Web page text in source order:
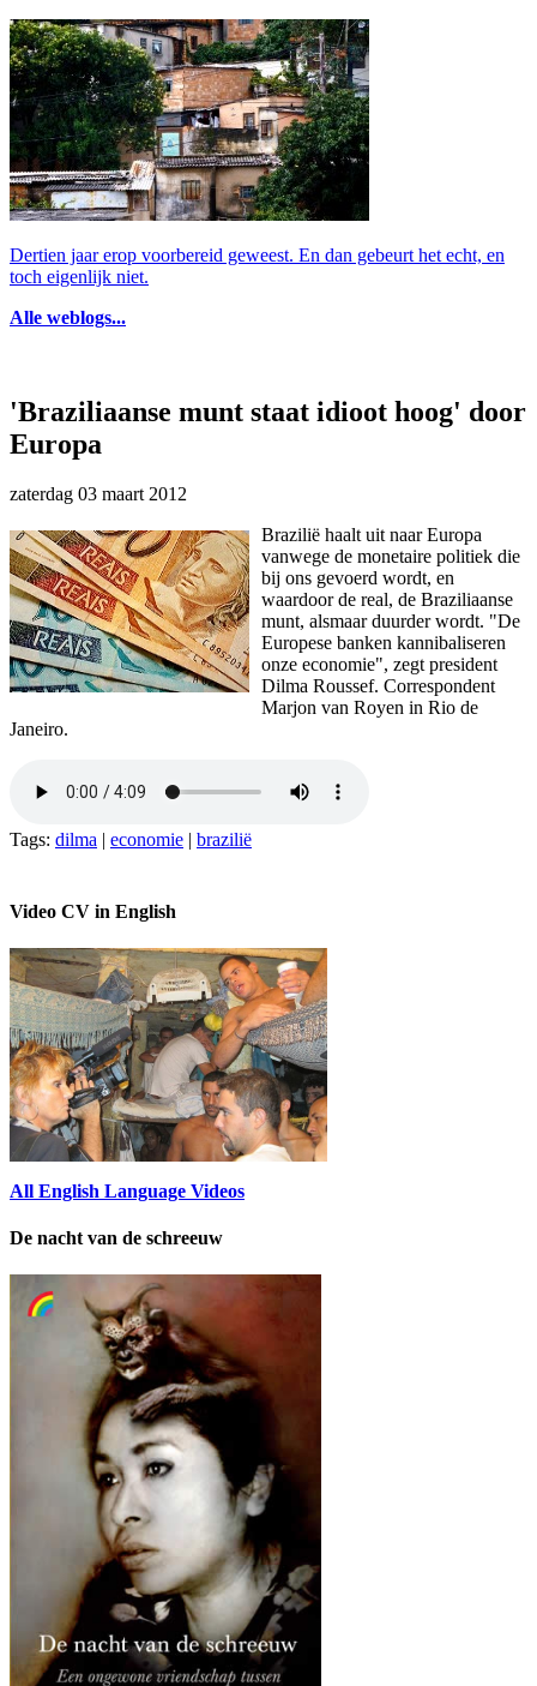
Dertien jaar erop voorbereid geweest. En dan gebeurt het echt, en
toch eigenlijk niet.
Alle weblogs...
'Braziliaanse munt staat idioot hoog' door
Europa
zaterdag 03 maart 2012
Brazilië haalt uit naar Europa
vanwege de monetaire politiek die
bij ons gevoerd wordt, en
waardoor de real, de Braziliaanse
munt, alsmaar duurder wordt. "De
Europese banken kannibaliseren
onze economie", zegt president
Dilma Roussef. Correspondent
Marjon van Royen in Rio de
Janeiro.
Tags: dilma | economie | brazilië
Video CV in English
All English Language Videos
De nacht van de schreeuw